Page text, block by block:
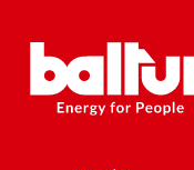
content